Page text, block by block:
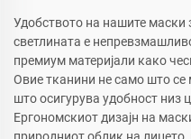
Удобството на нашите маски
светлината е
премиум материјали како
Овие тканини не само што
што осигурува удобност низ
Ергономскиот дизајн на